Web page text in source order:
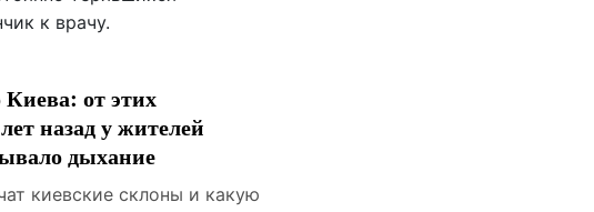
к врачу.
от этих
назад у жителей
дыхание
киевские склоны и какую